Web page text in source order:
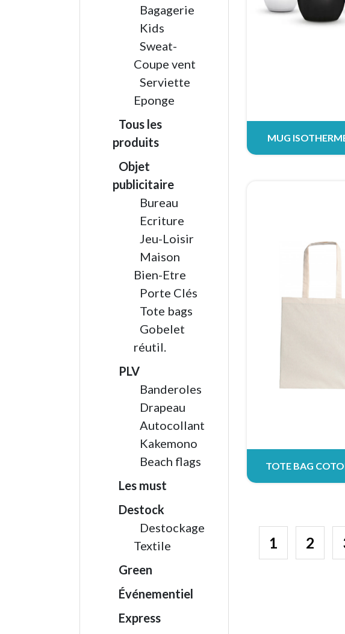
Bagagerie
Kids
Sweat-
Coupe vent
Serviette
Eponge
Tous les
produits
Objet
publicitaire
Bureau
Ecriture
Jeu-Loisir
Maison
Bien-Etre
Porte Clés
Tote bags
Gobelet
réutil.
PLV
Banderoles
Drapeau
Autocollant
Kakemono
Beach flags
Les must
Destock
Destockage
Textile
Green
Événementiel
Express
MUG
TOTE BAG
1 2